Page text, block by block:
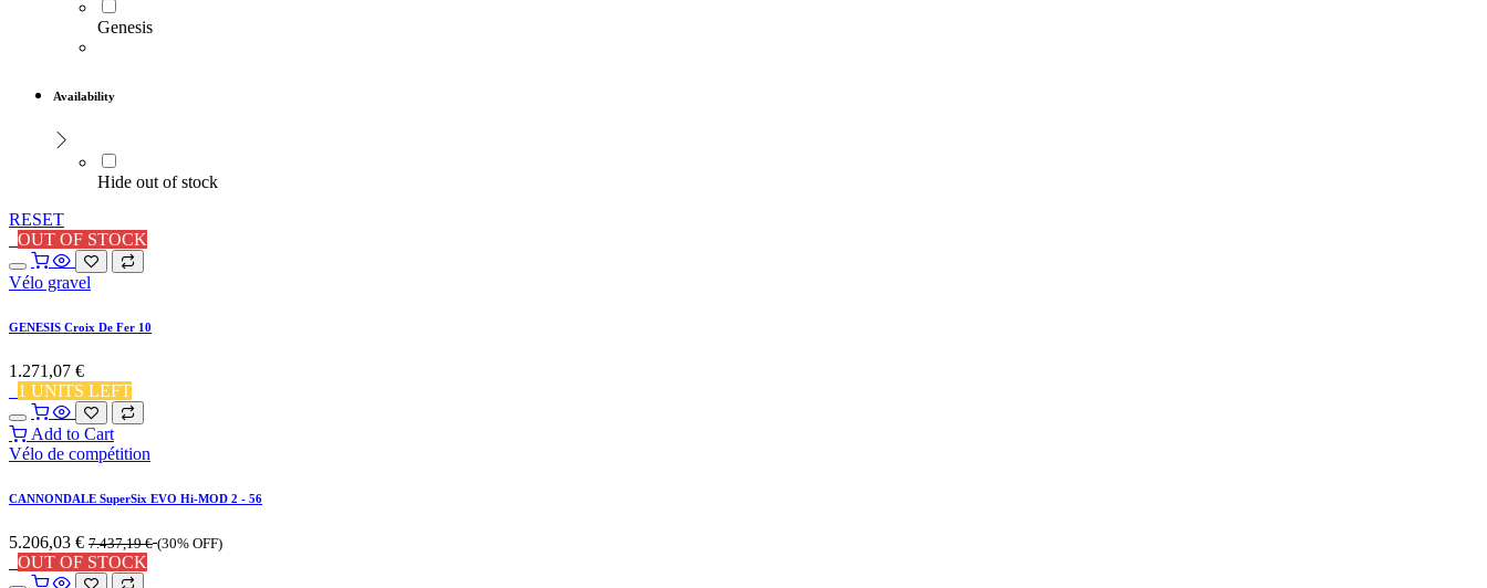
Genesis
Availability
Hide out of stock
RESET
OUT OF STOCK
Vélo gravel
GENESIS Croix De Fer 10
1.271,07 €
1 UNITS LEFT
Add to Cart
Vélo de compétition
CANNONDALE SuperSix EVO Hi-MOD 2 - 56
5.206,03 € 7.437,19€ (30% OFF)
OUT OF STOCK